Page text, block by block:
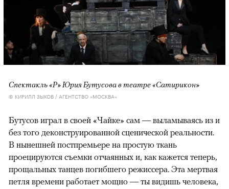
Спектакль «Р» Юрия Бутусова в театре «Сатирикон»
© КИРИЛЛ ЗЫКОВ / АГЕНТСТВО «МОСКВА»
Бутусов играл в своей «Чайке» сам — выламываясь из и
без того деконструированной сценической реальности.
В нынешней постпремьере на простую ткань
проецируются съемки отчаянных и, как кажется теперь,
прощальных танцев погибшего режиссера. Эта мертвая
петля времени работает мощно — ты видишь человека,